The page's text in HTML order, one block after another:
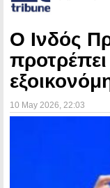
Ο Ινδός
10 May 2026 , 22:03